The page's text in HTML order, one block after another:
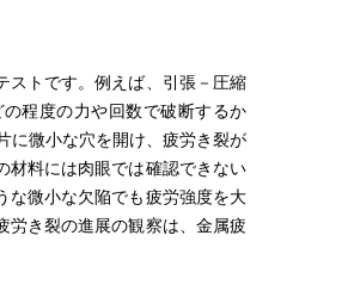
ストです。例えば、引張－圧縮
程度の力や回数で破断するか
に微小な穴を開け、疲労き裂が
材料には肉眼では確認できない
な微小な欠陥でも疲労強度を大
労き裂の進展の観察は、金属疲